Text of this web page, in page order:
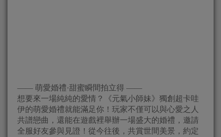
—— 萌愛婚禮·甜蜜瞬間拍立得 ——
想要來一場純純的愛情？《元氣小師妹》獨創超卡哇
伊的萌愛婚禮就能滿足你！玩家不僅可以與心愛之人
共譜戀曲，還能在遊戲裡舉辦一場盛大的婚禮，邀請
全服好友參與見證！從今往後，共賞世間美景，約定